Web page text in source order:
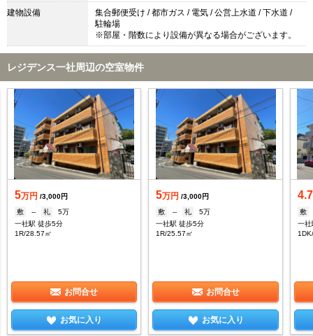
建物設備
集合郵便受け / 都市ガス / 電気 / 公営上水道 / 下水道 /
駐輪場
※部屋・階数により設備が異なる場合がございます。
レジデンス一社周辺の空室物件
5万円 /3,000円
敷
-- 礼
5万
一社駅 徒歩5分
1R/28.57㎡
お問合せ
お気に入り
5万円 /3,000円
敷
-- 礼
5万
一社駅 徒歩5分
1R/25.57㎡
お問合せ
お気に入り
4.7
敷
一社